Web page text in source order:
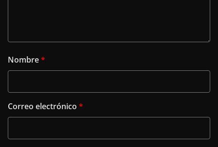
Nombre*
Correo electrónico *